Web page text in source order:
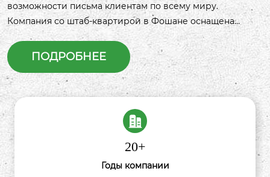
возможности письма клиентам по всему миру.
Компания со штаб-квартирой в Фошане оснащена
современными производственными мощностями и
профессиональной командой исследований и
разработок, что делает нашу продукцию уникальной на
рынке.
ПОДРОБНЕЕ
20+
Годы компании